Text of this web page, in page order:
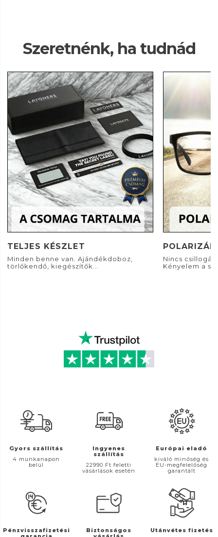
Szeretnénk, ha tudnád
TELJES KÉSZLET
Minden benne van. Ajándékdoboz,
törlőkendő, kiegészítők...
Nincs
Kényelem a
Gyors szállítás
4 munkanapon
belül
Ingyenes
szállítás
22990 Ft feletti
vásárlások esetén
Európai eladó
kiváló minőség és
EU-megfelelőség
garantált
Pénzvisszafizetési
Biztonságos
Utánvétes fizetés